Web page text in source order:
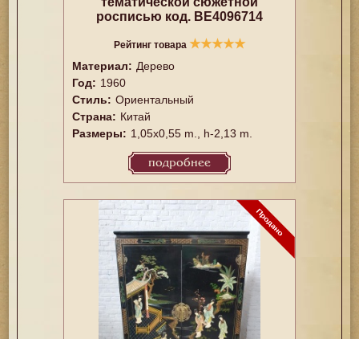
росписью код. BE4096714
Рейтинг товара ★★★★★
Материал: Дерево
Год: 1960
Стиль: Ориентальный
Страна: Китай
Размеры: 1,05x0,55 m., h-2,13 m.
подробнее